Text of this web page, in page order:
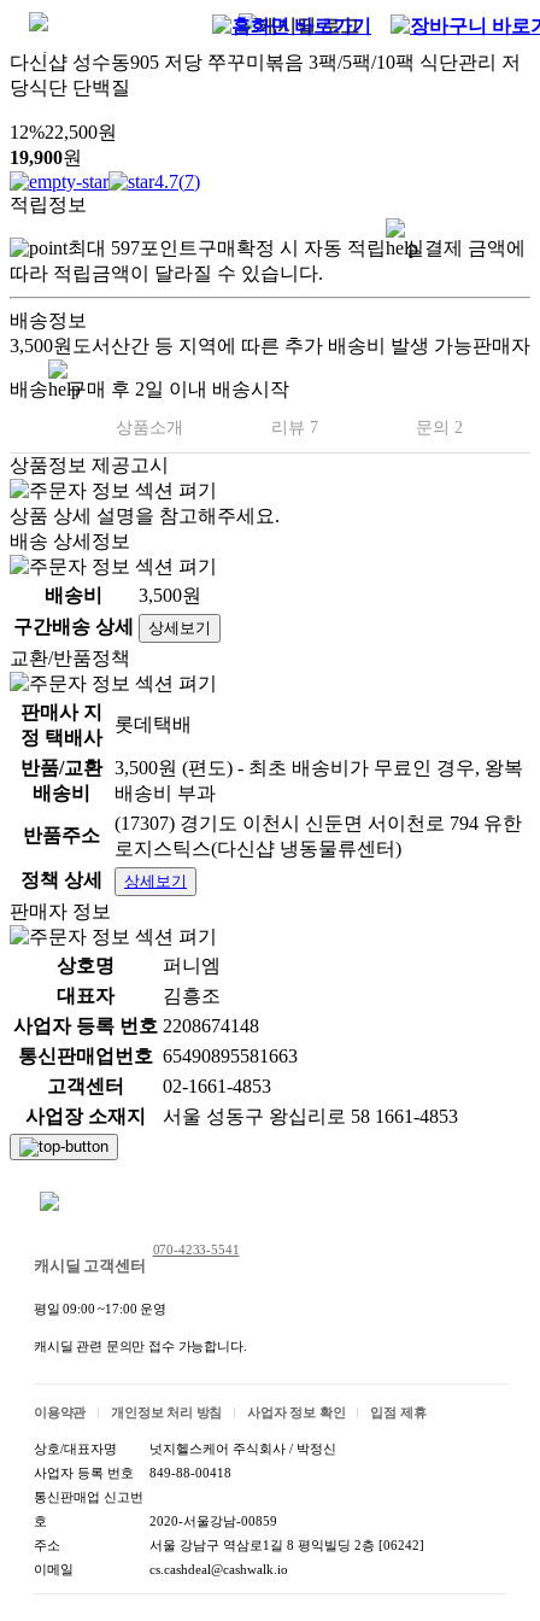
다신샵 성수동905 저당 쭈꾸미볶음 3팩/5팩/10팩 식단관리 저
당식단 단백질
12%22,500원
19,900원
4.7(7)
적립정보
최대 597포인트구매확정 시 자동 적립
실결제 금액에
따라 적립금액이 달라질 수 있습니다.
배송정보
3,500원 도서산간 등 지역에 따른 추가 배송비 발생 가능판매자
배송 구매 후 2일 이내 배송시작
상품소개 리뷰 7 문의 2
상품정보 제공고시
상품 상세 설명을 참고해주세요.
배송 상세정보
배송비
3,500원
구간배송 상세
상세보기
교환/반품정책
판매사 지
정 택배사
롯데택배
반품/교환
배송비
3,500원 (편도) - 최초 배송비가 무료인 경우, 왕복
배송비 부과
반품주소
(17307) 경기도 이천시 신둔면 서이천로 794 유한
로지스틱스(다신샵 냉동물류센터)
정책 상세
상세보기
판매자 정보
상호명
퍼니엠
대표자
김흥조
사업자 등록 번호 2208674148
통신판매업번호 65490895581663
고객센터
02-1661-4853
사업장 소재지
서울 성동구 왕십리로 58 1661-4853
캐시딜 고객센터
070-4233-5541
평일 09:00 ~17:00 운영
캐시딜 관련 문의만 접수 가능합니다.
이용약관 개인정보 처리 방침 사업자 정보 확인 입점 제휴
상호/대표자명
넛지헬스케어 주식회사 / 박정신
사업자 등록 번호
849-88-00418
통신판매업 신고번
호
2020-서울강남-00859
주소
서울 강남구 역삼로1길 8 평익빌딩 2층 [06242]
이메일
cs.cashdeal@cashwalk.io